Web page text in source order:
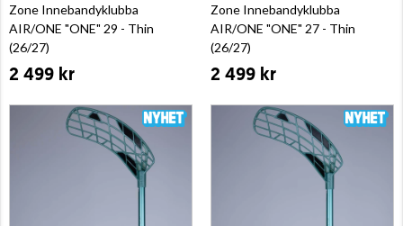
Zone Innebandyklubba
AIR/ONE "ONE" 29 - Thin
(26/27)
2 499 kr
Zone Innebandyklubba
AIR/ONE "ONE" 27 - Thin
(26/27)
2 499 kr